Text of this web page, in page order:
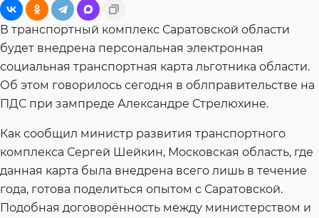
В транспортный комплекс Саратовской области
будет внедрена персональная электронная
социальная транспортная карта льготника области.
Об этом говорилось сегодня в облправительстве на
ПДС при зампреде Александре Стрелюхине.
Как сообщил министр развития транспортного
комплекса Сергей Шейкин, Московская область, где
данная карта была внедрена всего лишь в течение
года, готова поделиться опытом с Саратовской.
Подобная договорённость между министерством и